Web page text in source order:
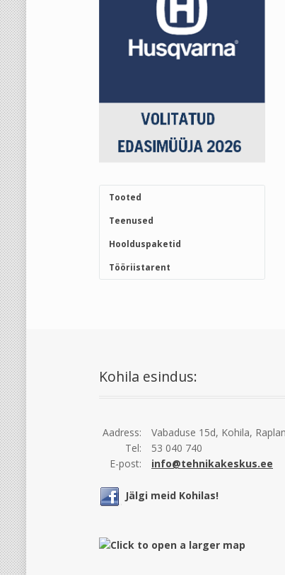
Tooted
Teenused
Hoolduspaketid
Tööriistarent
Kohila esindus:
Aadress:
Vabaduse 15d, Kohila,
Tel:
53 040 740
E-post:
info@tehnikakeskus.ee
Jälgi meid Kohilas!